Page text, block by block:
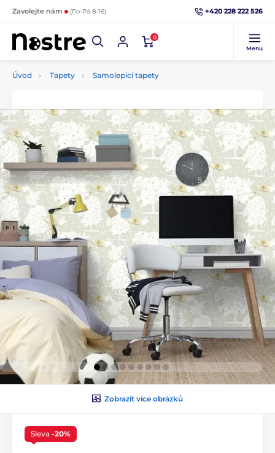
Zavolejte nám (Po-Pá 8-16) +420 228 222 526
0
Menu
Úvod Tapety Samolepicí tapety
Zobrazit více obrázků
Sleva -20%